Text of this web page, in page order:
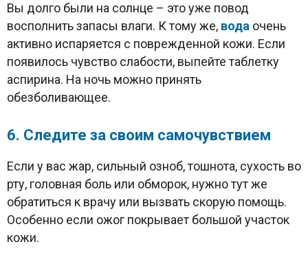
Вы долго были на солнце – это уже повод
восполнить запасы влаги. К тому же, вода очень
активно испаряется с поврежденной кожи. Если
появилось чувство слабости, выпейте таблетку
аспирина. На ночь можно принять
обезболивающее.
6. Следите за своим самочувствием
Если у вас жар, сильный озноб, тошнота, сухость во
рту, головная боль или обморок, нужно тут же
обратиться к врачу или вызвать скорую помощь.
Особенно если ожог покрывает большой участок
кожи.